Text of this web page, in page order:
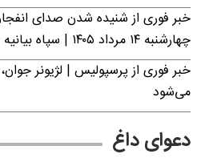
خبر فوری از شنیده شدن صدای
چهارشنبه ۱۴ مرداد ۱۴۰۵ | سپاه بیانیه صادر کرد
خبر فوری از پرسپولیس | لژیونر
می‌شود
دعوای داغ